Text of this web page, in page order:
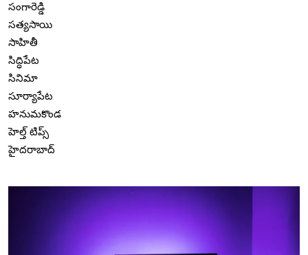
సంగారెడ్డి
సత్యసాయి
సాహితీ
సిద్ధిపేట
సినిమా
సూర్యాపేట
హనుమకొండ
హెల్త్ టిప్స్
హైదరాబాద్